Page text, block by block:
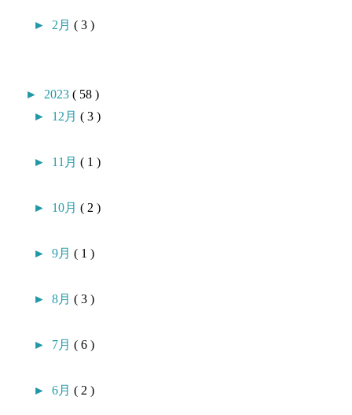
► 2月( 3 )
► 2023( 58 )
► 12月( 3 )
► 11月( 1 )
► 10月( 2 )
►9月( 1 )
►8月( 3 )
► 7月( 6 )
►6月( 2 )